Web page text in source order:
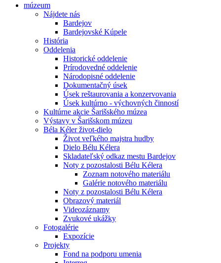
múzeum
Nájdete nás
Bardejov
Bardejovské Kúpele
História
Oddelenia
Historické oddelenie
Prírodovedné oddelenie
Národopisné oddelenie
Dokumentačný úsek
Úsek reštaurovania a konzervovania
Úsek kultúrno - výchovných činností
Kultúrne akcie Šarišského múzea
Výstavy v Šarišskom múzeu
Béla Kéler život-dielo
Život veľkého majstra hudby
Dielo Bélu Kélera
Skladateľský odkaz mestu Bardejov
Noty z pozostalosti Bélu Kélera
Zoznam notového materiálu
Galérie notového materiálu
Noty z pozostalosti Bélu Kélera
Obrazový materiál
Videozáznamy
Zvukové ukážky
Fotogalérie
Expozície
Projekty
Fond na podporu umenia